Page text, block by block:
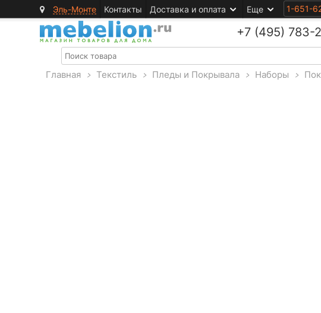
Эль-Монте Контакты Доставка и оплата Еще 1-651-
+7 (495) 783-
Главная > Текстиль > Пледы и Покрывала > Наборы >